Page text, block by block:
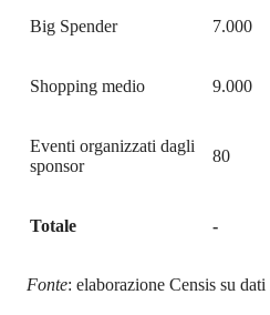
Big Spender 7.000
Shopping medio 9.000
Eventi organizzati dagli
sponsor
80
Totale -
Fonte: elaborazione Censis su